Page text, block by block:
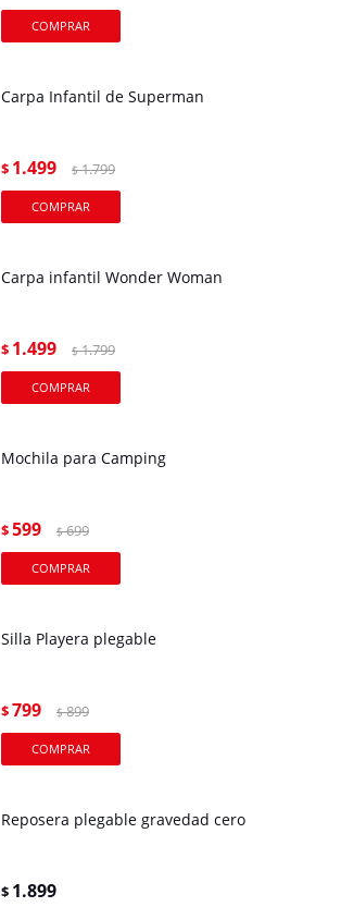
Carpa Infantil de Superman
$ 1.499 $ 1.799
Carpa infantil Wonder Woman
$ 1.499 $ 1.799
Mochila para Camping
$599 $ 699
Silla Playera plegable
$799 $ 899
Reposera plegable gravedad cero
$ 1.899